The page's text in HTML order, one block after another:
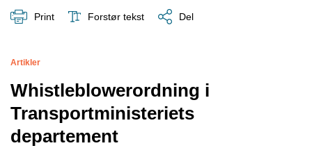
Print Forstør tekst Del
Artikler
Whistleblowerordning i
Transportministeriets
departement